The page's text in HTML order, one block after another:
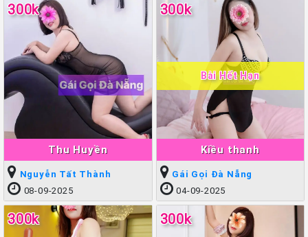
Thu Huyền
300k
Nguyễn Tất Thành
08-09-2025
Kiều thanh
300k
Bài Hết Hạn
Gái Gọi Đà Nẵng
04-09-2025
300k 300k